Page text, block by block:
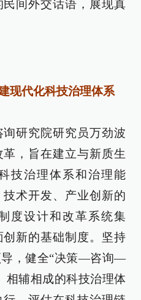
间外交话语，展现真
代化科技治理体系
研究院研究员万劲波
，旨在建立与新质生
技治理体系和治理能
术开发、产业创新的
度设计和改革系统集
新的基础制度。坚持
导，健全“决策—咨询—
辅相成的科技治理体